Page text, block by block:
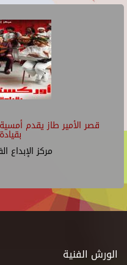
قصر الأمير طاز يقدم
مركز الإبداع
الورش الفنية